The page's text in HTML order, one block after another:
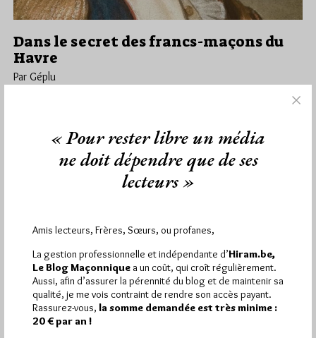
Dans le secret des francs-maçons du
Havre
Par Géplu
Lu 10749 fois
francs-maçons et la mer" présentée actuellement et jusqu'au
30 septembre à…
Hier jeudi 6 août 2026, Hiram.be a reçu1 672 visites
2 608 pagesont été lues (Source : Pirsch.io)
Plus d’informations
« Pour rester libre un média
ne doit dépendre que de ses
lecteurs »
Amis lecteurs, Frères, Sœurs, ou profanes,
La gestion professionnelle et indépendante d’Hiram.be,
Le Blog Maçonnique a un coût, qui croît régulièrement.
Aussi, afin d’assurer la pérennité du blog et de maintenir sa
qualité, je me vois contraint de rendre son accès payant.
Rassurez-vous, la somme demandée est très minime :
20 € par an !